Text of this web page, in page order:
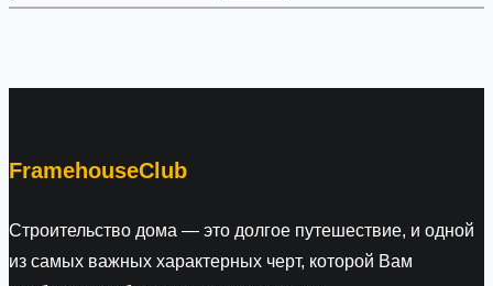
FramehouseClub
Строительство дома — это долгое путешествие, и одной
из самых важных характерных черт, которой Вам